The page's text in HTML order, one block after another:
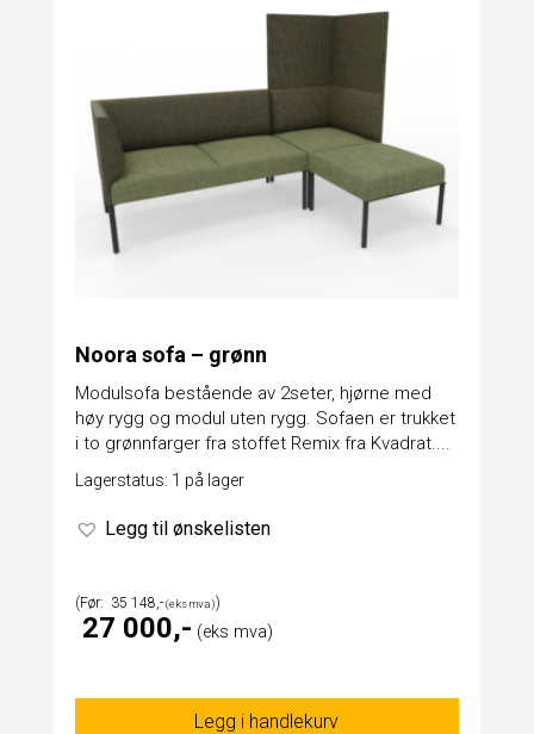
Noora sofa – grønn
Modulsofa bestående av 2seter, hjørne med
høy rygg og modul uten rygg. Sofaen er trukket
i to grønnfarger fra stoffet Remix fra Kvadrat....
Lagerstatus: 1 på lager
Legg til ønskelisten
35 148
27 000
Legg i handlekurv